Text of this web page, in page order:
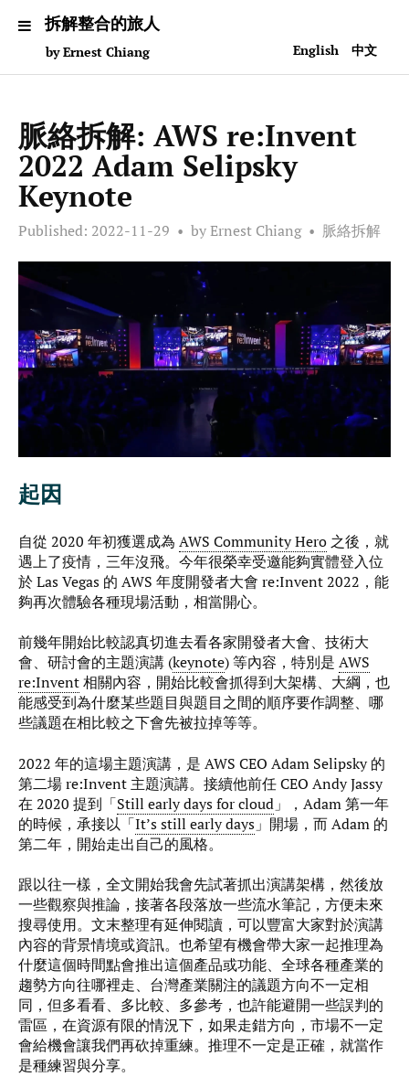
English 中文
拆解整合的旅人
by Ernest Chiang
脈絡拆解: AWS re:Invent
2022 Adam Selipsky
Keynote
Published: 2022-11-29 by Ernest Chiang 脈絡拆解
起因
自從 2020 年初獲選成為 AWS Community Hero 之後，就
遇上了疫情，三年沒飛。今年很榮幸受邀能夠實體登入位
於 Las Vegas 的 AWS 年度開發者大會 re:Invent 2022，能
夠再次體驗各種現場活動，相當開心。
前幾年開始比較認真切進去看各家開發者大會、技術大
會、研討會的主題演講 (keynote) 等內容，特別是 AWS
re:Invent相關內容，開始比較會抓得到大架構、大綱，也
能感受到為什麼某些題目與題目之間的順序要作調整、哪
些議題在相比較之下會先被拉掉等等。
2022 年的這場主題演講，是 AWS CEO Adam Selipsky 的
第二場 re:Invent 主題演講。接續他前任 CEO Andy Jassy
在 2020 提到「Still early days for cloud 」，Adam 第一年
的時候，承接以「It’s still early days 」開場，而 Adam 的
第二年，開始走出自己的風格。
跟以往一樣，全文開始我會先試著抓出演講架構，然後放
一些觀察與推論，接著各段落放一些流水筆記，方便未來
搜尋使用。文末整理有延伸閱讀，可以豐富大家對於演講
內容的背景情境或資訊。也希望有機會帶大家一起推理為
什麼這個時間點會推出這個產品或功能、全球各種產業的
趨勢方向往哪裡走、台灣產業關注的議題方向不一定相
同，但多看看、多比較、多參考，也許能避開一些誤判的
雷區，在資源有限的情況下，如果走錯方向，市場不一定
會給機會讓我們再砍掉重練。推理不一定是正確，就當作
是種練習與分享。